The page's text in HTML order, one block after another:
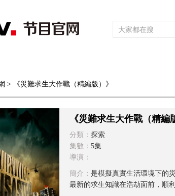
財經 綜藝 中文國際 體育
> 《災難求生大作戰（精編版）》
《災難求生大作戰（精編
分類： 探索
集數： 5集
導演：
簡介： 是模擬真實生活環境下的
最新的求生知識在浩劫面前，順